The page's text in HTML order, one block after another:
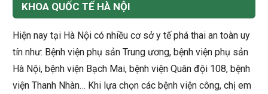
KHOA QUỐC TẾ HÀ NỘI
Hiện nay tại Hà Nội có nhiều cơ sở y tế phá thai an toàn uy
tín như: Bệnh viện phụ sản Trung ương, bệnh viện phụ sản
Hà Nội, bệnh viện Bạch Mai, bệnh viện Quân đội 108, bệnh
viện Thanh Nhàn… Khi lựa chọn các bệnh viện công, chị em